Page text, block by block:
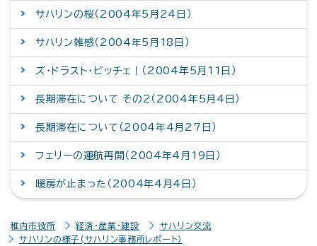
サハリンの桜（2004年5月24日）
サハリン雑感（2004年5月18日）
ズ・ドラスト・ビッチェ！（2004年5月11日）
長期滞在について その2（2004年5月4日）
長期滞在について（2004年4月27日）
フェリーの運航再開（2004年4月19日）
暖房が止まった（2004年4月4日）
稚内市役所 経済・産業・建設
サハリン交流
サハリンの様子(サハリン事務所レポート）